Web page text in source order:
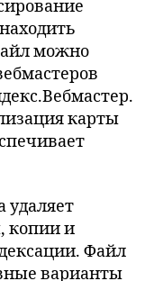
можно
карты
удаляет
копии и
Файл
варианты